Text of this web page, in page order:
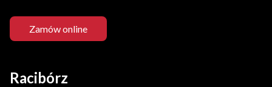
Zamów online
Racibórz